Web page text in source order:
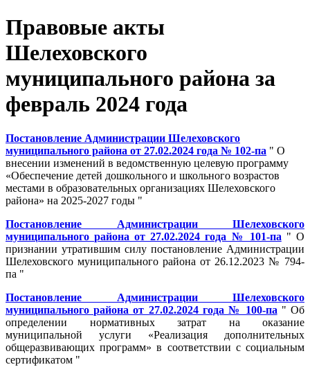
Правовые акты
Шелеховского
муниципального района за
февраль 2024 года
Постановление Администрации Шелеховского
муниципального района от 27.02.2024 года № 102-па " О
внесении изменений в ведомственную целевую программу
«Обеспечение детей дошкольного и школьного возрастов
местами в образовательных организациях Шелеховского
района» на 2025-2027 годы "
Постановление Администрации Шелеховского
муниципального района от 27.02.2024 года № 101-па " О
признании утратившим силу постановление Администрации
Шелеховского муниципального района от 26.12.2023 № 794-
па "
Постановление Администрации Шелеховского
муниципального района от 27.02.2024 года № 100-па " Об
определении нормативных затрат на оказание
муниципальной услуги «Реализация дополнительных
общеразвивающих программ» в соответствии с социальным
сертификатом "